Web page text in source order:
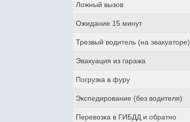
Ложный вызов
Ожидание 15 минут
Трезвый водитель (на эвакуаторе)
Эвакуация из гаража
Погрузка в фуру
Экспедирование (без водителя)
Перевозка в ГИБДД и обратно